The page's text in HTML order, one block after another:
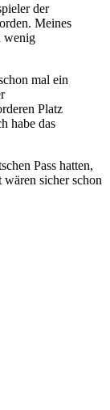
der
Meines
wenig
mal ein
Platz
habe das
Pass hatten,
sicher schon